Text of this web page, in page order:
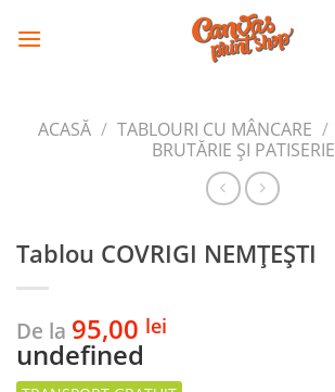
CANVAS
PRINT SHOP
ACASĂ / TABLOURI CU MÂNCARE /
BRUTĂRIE ŞI PATISERIE
Tablou COVRIGI NEMŢEŞTI
De la 95,00 lei
undefined